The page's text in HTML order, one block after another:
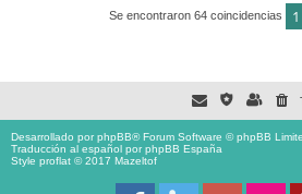
Se encontraron 64 coincidencias 1
Desarrollado porphpBB® Forum Software © phpBB
Traducción al español porphpBB España
Style proflat © 2017 Mazeltof